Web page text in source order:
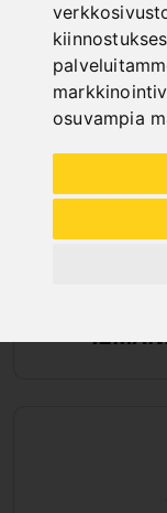
osuvampia